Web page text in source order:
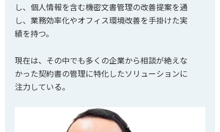
し、個人情報を含む機密文書管理の改善提案を通
し、業務効率化やオフィス環境改善を手掛けた実
績を持つ。
現在は、その中でも多くの企業から相談が絶えな
かった契約書の管理に特化したソリューションに
注力している。